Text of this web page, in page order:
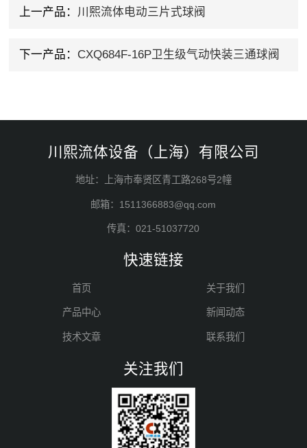
上一产品： 川熙流体电动三片式球阀
下一产品： CXQ684F-16P卫生级气动快装三通球阀
川熙流体设备（上海）有限公司
地址：上海市奉贤区青工路268号2幢
邮箱：1511366883@qq.com
传真：021-51037720
快速链接
首页 关于我们
产品中心 新闻动态
技术文章 联系我们
关注我们